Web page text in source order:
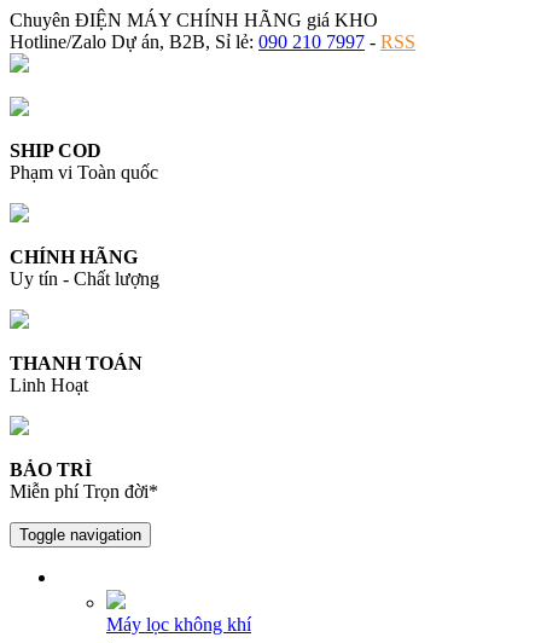
Chuyên ĐIỆN MÁY CHÍNH HÃNG giá KHO
Hotline/Zalo Dự án, B2B, Sỉ lẻ: 090 210 7997 - RSS
SHIP COD
Phạm vi Toàn quốc
CHÍNH HÃNG
Uy tín - Chất lượng
THANH TOÁN
Linh Hoạt
BẢO TRÌ
Miễn phí Trọn đời*
Toggle navigation
Máy lọc không khí